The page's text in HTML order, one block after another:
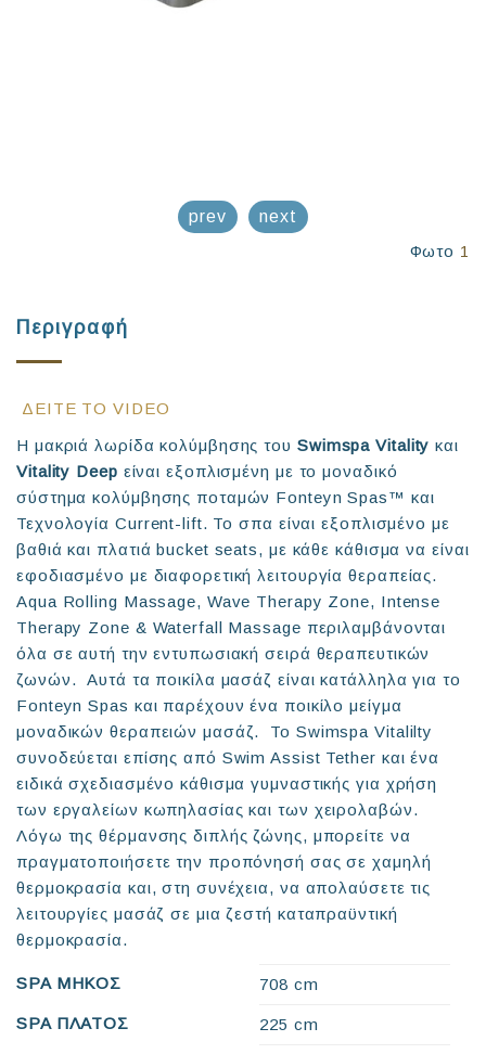
prev
next
Φωτο 1
Περιγραφή
ΔΕΙΤΕ ΤΟ VIDEO
Η μακριά λωρίδα κολύμβησης του Swimspa Vitalityκαι
Vitality Deep είναι εξοπλισμένη με το μοναδικό
σύστημα κολύμβησης ποταμών Fonteyn Spas™ και
Τεχνολογία Current-lift. Το σπα είναι εξοπλισμένο με
βαθιά και πλατιά bucket seats, με κάθε κάθισμα να είναι
εφοδιασμένο με διαφορετική λειτουργία θεραπείας.
Aqua Rolling Massage, Wave Therapy Zone, Intense
Therapy Zone & Waterfall Massage περιλαμβάνονται
όλα σε αυτή την εντυπωσιακή σειρά θεραπευτικών
ζωνών. Αυτά τα ποικίλα μασάζ είναι κατάλληλα για το
Fonteyn Spas και παρέχουν ένα ποικίλο μείγμα
μοναδικών θεραπειών μασάζ. Το Swimspa Vitalilty
συνοδεύεται επίσης από Swim Assist Tether και ένα
ειδικά σχεδιασμένο κάθισμα γυμναστικής για χρήση
των εργαλείων κωπηλασίας και των χειρολαβών.
Λόγω της θέρμανσης διπλής ζώνης, μπορείτε να
πραγματοποιήσετε την προπόνησή σας σε χαμηλή
θερμοκρασία και, στη συνέχεια, να απολαύσετε τις
λειτουργίες μασάζ σε μια ζεστή καταπραϋντική
θερμοκρασία.
SPA ΜΗΚΟΣ 708 cm
SPA ΠΛΑΤΟΣ 225 cm